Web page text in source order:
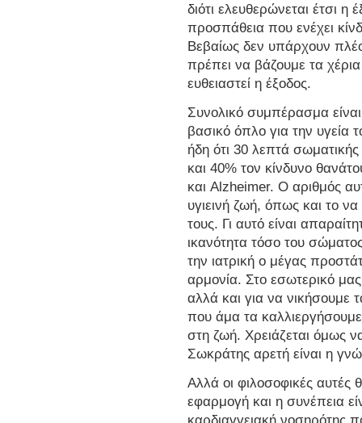
διότι ελευθερώνεται έτσι η
προσπάθεια που ενέχει
Βεβαίως δεν υπάρχουν
πρέπει να βάζουμε τα
ευθειαστεί η έξοδος.
Συνολικό συμπέρασμα
βασικό όπλο για την υγεία
ήδη ότι 30 λεπτά
και 40% τον κίνδυνο
και Alzheimer. Ο αριθμός
υγιεινή ζωή, όπως και το
τους. Γι αυτό είναι
ικανότητα τόσο του
την ιατρική ο μέγας
αρμονία. Στο εσωτερικό
αλλά και για να νικήσουμε
που άμα τα
στη ζωή. Χρειάζεται όμως
Σωκράτης αρετή είναι η
Αλλά οι φιλοσοφικές
εφαρμογή και η συνέπεια
καρδιαγγειακή νοσηρότης